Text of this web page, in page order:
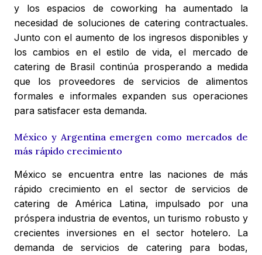
y los espacios de coworking ha aumentado la
necesidad de soluciones de catering contractuales.
Junto con el aumento de los ingresos disponibles y
los cambios en el estilo de vida, el mercado de
catering de Brasil continúa prosperando a medida
que los proveedores de servicios de alimentos
formales e informales expanden sus operaciones
para satisfacer esta demanda.
México y Argentina emergen como mercados de
más rápido crecimiento
México se encuentra entre las naciones de más
rápido crecimiento en el sector de servicios de
catering de América Latina, impulsado por una
próspera industria de eventos, un turismo robusto y
crecientes inversiones en el sector hotelero. La
demanda de servicios de catering para bodas,